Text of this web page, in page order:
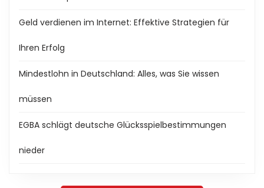
Geld verdienen im Internet: Effektive Strategien für
Ihren Erfolg
Mindestlohn in Deutschland: Alles, was Sie wissen
müssen
EGBA schlägt deutsche Glücksspielbestimmungen
nieder